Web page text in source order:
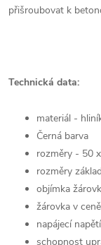
přišroubovat k
Technická data:
materiál -
Černá barva
rozměry - 50
rozměry
objímka
žárovka v
napájecí
schopnost